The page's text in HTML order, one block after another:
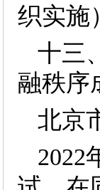
织实施
十三
融秩序
北京
2022